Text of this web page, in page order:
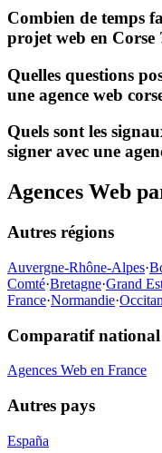
Combien de temps
projet web en Corse
Quelles questions
une agence web
Quels sont les
signer avec une
Agences Web
Autres régions
Auvergne-Rhône-Alpes·
Comté·Bretagne·Grand
France·Normandie·
Comparatif national
Agences Web en France
Autres pays
España